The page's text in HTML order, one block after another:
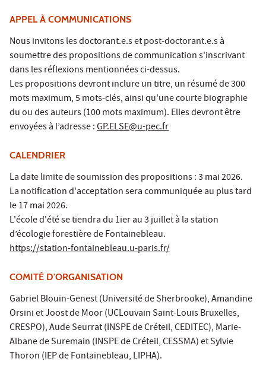
APPEL À COMMUNICATIONS
Nous invitons les doctorant.e.s et post-doctorant.e.s à
soumettre des propositions de communication s'inscrivant
dans les réflexions mentionnées ci-dessus.
Les propositions devront inclure un titre, un résumé de 300
mots maximum, 5 mots-clés, ainsi qu'une courte biographie
du ou des auteurs (100 mots maximum). Elles devront être
envoyées à l’adresse :GP.ELSE@u-pec.fr
CALENDRIER
La date limite de soumission des propositions : 3 mai 2026.
La notification d'acceptation sera communiquée au plus tard
le 17 mai 2026.
L'école d'été se tiendra du 1ier au 3 juillet à la station
d’écologie forestière de Fontainebleau.
https://station-fontainebleau.u-paris.fr/
COMITÉ D'ORGANISATION
Gabriel Blouin-Genest (Université de Sherbrooke), Amandine
Orsini et Joost de Moor (UCLouvain Saint-Louis Bruxelles,
CRESPO), Aude Seurrat (INSPE de Créteil, CEDITEC), Marie-
Albane de Suremain (INSPE de Créteil, CESSMA) et Sylvie
Thoron (IEP de Fontainebleau, LIPHA).